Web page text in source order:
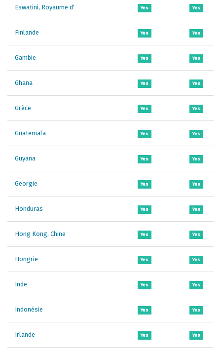
Eswatini, Royaume d' Yes Yes
Finlande Yes Yes
Gambie Yes Yes
Ghana Yes Yes
Grèce Yes Yes
Guatemala Yes Yes
Guyana Yes Yes
Géorgie Yes Yes
Honduras Yes Yes
Hong Kong, Chine Yes Yes
Hongrie Yes Yes
Inde Yes Yes
Indonésie Yes Yes
Irlande Yes Yes